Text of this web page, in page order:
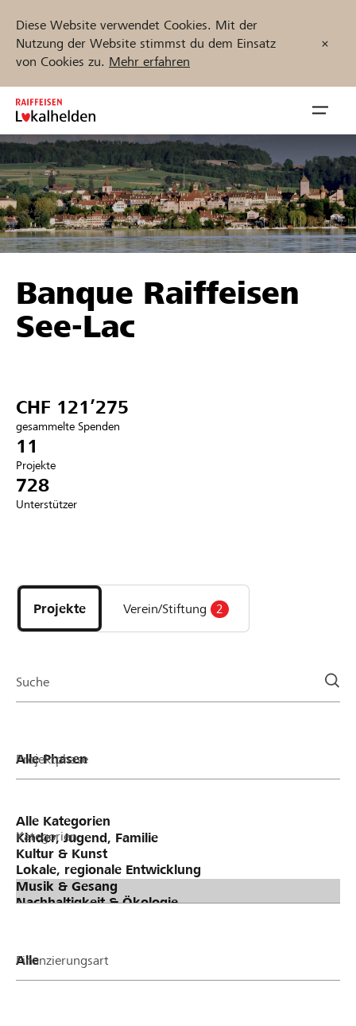
Diese Website verwendet Cookies. Mit der
Nutzung der Website stimmst du dem Einsatz
von Cookies zu. Mehr erfahren
Zum
Inhalt
springen
öffnen
Unterstützen
Hilfe & Support
Anmelden
Projekte und Organisationen finden
Jetzt starten
DE FR IT
Banque Raiffeisen
See-Lac
CHF 121’275
gesammelte Spenden
11
Projekte
728
Unterstützer
Projekte
und
Organisationen
Projekte Verein/Stiftung 2
Suche
Projektphase
Kategorien
Finanzierungsart